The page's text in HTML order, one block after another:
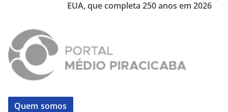
EUA, que completa 250 anos em 2026
Quem somos